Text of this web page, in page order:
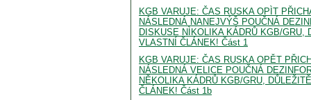
KGB VARUJE: ČAS RUSKA OPÌT
NÁSLEDNÁ NANEJVÝŠ POUČNÁ
DISKUSE NÌKOLIKA KÁDRŮ KGB/GRU,
VLASTNÍ ČLÁNEK! Část 1
KGB VARUJE: ČAS RUSKA OPĚT
NÁSLEDNÁ VELICE POUČNÁ
NĚKOLIKA KÁDRŮ KGB/GRU,
ČLÁNEK! Část 1b